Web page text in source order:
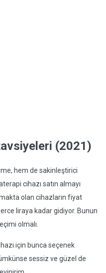
(2021)
hem de sakinleştirici
cihazı satın almayı
olan cihazların fiyat
liraya kadar gidiyor. Bunun
olmalı.
için bunca seçenek
sessiz ve güzel de